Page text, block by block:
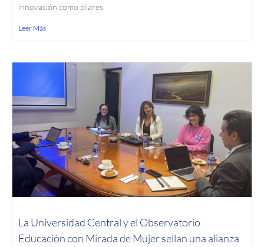
innovación como pilares
Leer Más
La Universidad Central y el Observatorio
Educación con Mirada de Mujer sellan una alianza